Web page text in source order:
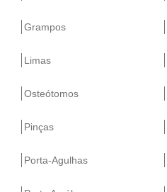
Grampos
Limas
Osteótomos
Pinças
Porta-Agulhas